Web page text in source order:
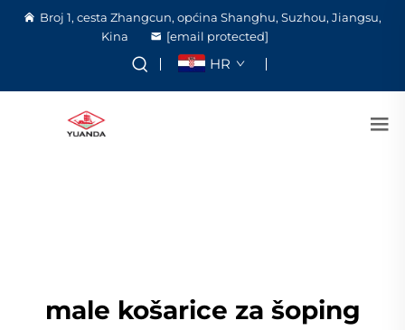
Broj 1, cesta Zhangcun, općina Shanghu, Suzhou, Jiangsu,
Kina
[email protected]
HR
male košarice za šoping